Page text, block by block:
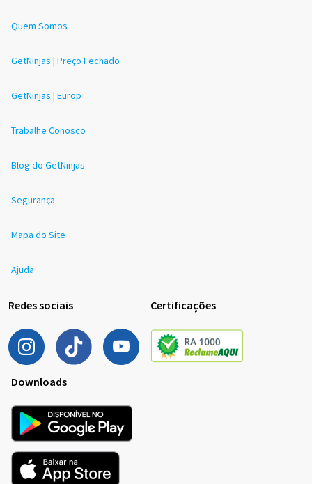
Quem Somos
GetNinjas | Preço Fechado
GetNinjas | Europ
Trabalhe Conosco
Blog do GetNinjas
Segurança
Mapa do Site
Ajuda
Redes sociais Certificações
Downloads